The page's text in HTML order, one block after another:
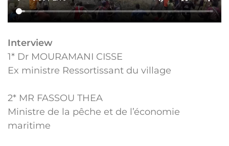
Interview
1* Dr MOURAMANI CISSE
Ex ministre Ressortissant du village
2* MR FASSOU THEA
Ministre de la pêche et de l’économie
maritime